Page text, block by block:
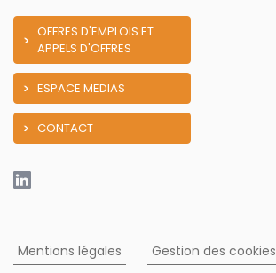
OFFRES D'EMPLOIS ET
APPELS D'OFFRES
ESPACE MEDIAS
CONTACT
Mentions légales Gestion des cookies